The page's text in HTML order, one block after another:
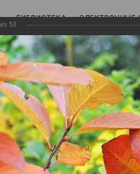
БИБЛИОТЕКА ЭЛЕКТРОННЫЕ
БИБЛИОПОМОЩЬ
из 53